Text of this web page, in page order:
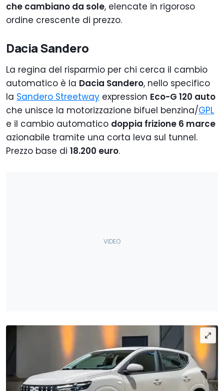
che cambiano da sole, elencate in rigoroso
ordine crescente di prezzo.
Dacia Sandero
La regina del risparmio per chi cerca il cambio
automatico è la Dacia Sandero, nello specifico
la Sandero Streetway expression Eco-G 120 auto
che unisce la motorizzazione bifuel benzina/GPL
e il cambio automatico doppia frizione 6 marce
azionabile tramite una corta leva sul tunnel.
Prezzo base di 18.200 euro.